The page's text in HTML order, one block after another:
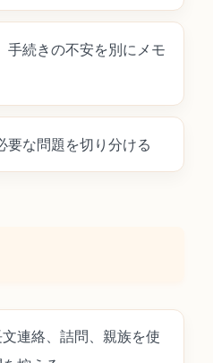
手続きの不安を別にメモ
要な問題を切り分ける
文連絡、詰問、親族を使